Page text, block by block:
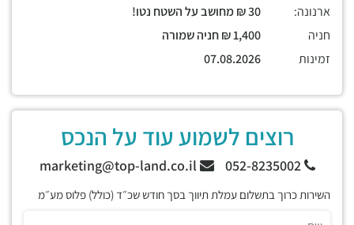
ארנונה:
חניה
זמינות
רוצים לשמוע עוד על הנכס
052-8235002
השירות כרוך בתשלום עמלת תיווך בסך חודש שכ״ד (כולל) פלוס מע״מ